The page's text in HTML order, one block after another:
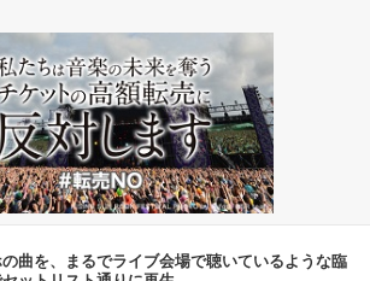
の曲を、まるでライブ会場で聴いているような臨